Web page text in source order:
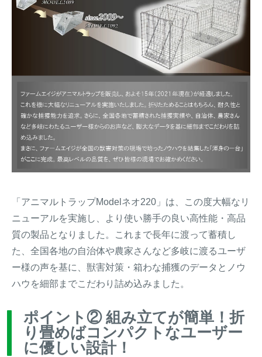
「アニマルトラップModelネオ220」は、この度大幅なリ
ニューアルを実施し、より使い勝手の良い高性能・高品
質の製品となりました。これまで長年に渡って蓄積し
た、全国各地の自治体や農家さんなど多岐に渡るユーザ
ー様の声を基に、獣害対策・箱わな捕獲のデータとノウ
ハウを細部までこだわり詰め込みました。
ポイント② 組み立てが簡単！折
り畳めばコンパクトなユーザー
に優しい設計！